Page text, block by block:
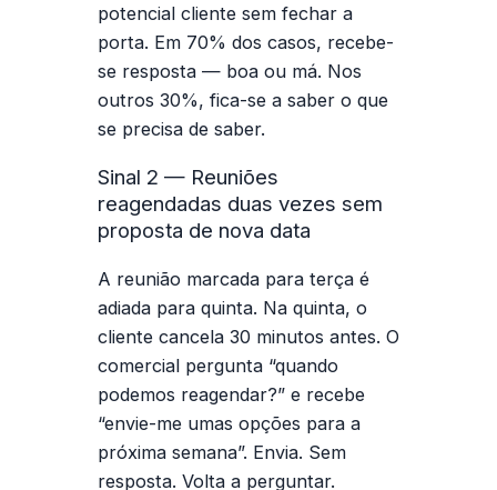
potencial cliente sem fechar a
porta. Em 70% dos casos, recebe-
se resposta — boa ou má. Nos
outros 30%, fica-se a saber o que
se precisa de saber.
Sinal 2 — Reuniões
reagendadas duas vezes sem
proposta de nova data
A reunião marcada para terça é
adiada para quinta. Na quinta, o
cliente cancela 30 minutos antes. O
comercial pergunta “quando
podemos reagendar?” e recebe
“envie-me umas opções para a
próxima semana”. Envia. Sem
resposta. Volta a perguntar.